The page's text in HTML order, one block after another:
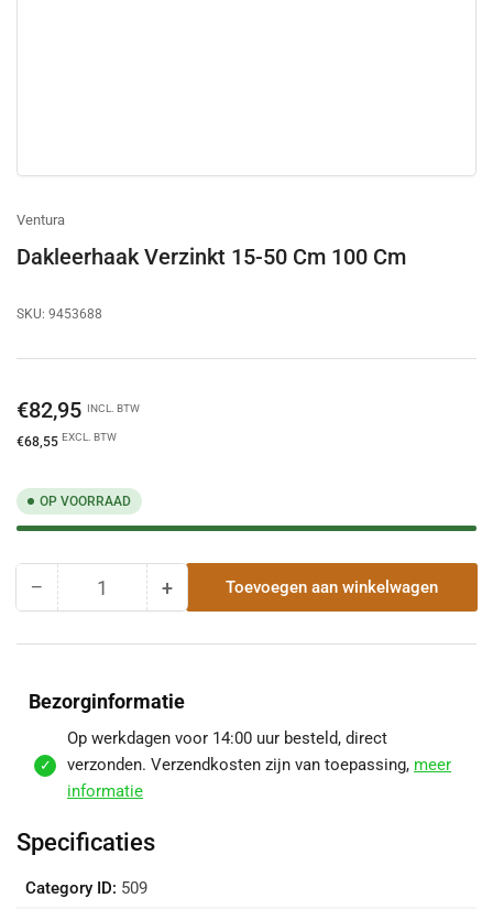
Ventura
Dakleerhaak Verzinkt 15-50 Cm 100 Cm
SKU: 9453688
Normale
€82,95 INCL. BTW
€68,55 EXCL. BTW
OP VOORRAAD
− Hoeveelheid
Dakleerhaak
15-
50
100
Cm
verlagen
Hoeveelheid +Hoeveelheid
Dakleerhaak
15-
50
Cm
100
Toevoegen aan winkelwagen
Bezorginformatie
Op werkdagen voor 14:00 uur besteld, direct
verzonden. Verzendkosten zijn van toepassing, meer
informatie
Specificaties
Category ID: 509